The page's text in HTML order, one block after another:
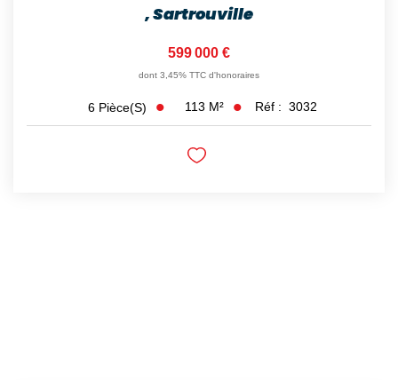
,Sartrouville
599 000 €
dont 3,45% TTC d'honoraires
6 Pièce(s) 113 M² Réf : 3032